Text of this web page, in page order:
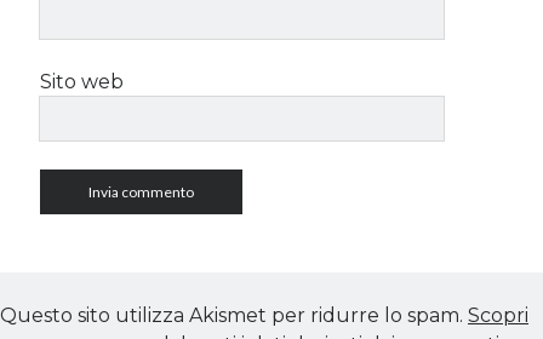
Sito web
Questo sito utilizza Akismet per ridurre lo spam. Scopri